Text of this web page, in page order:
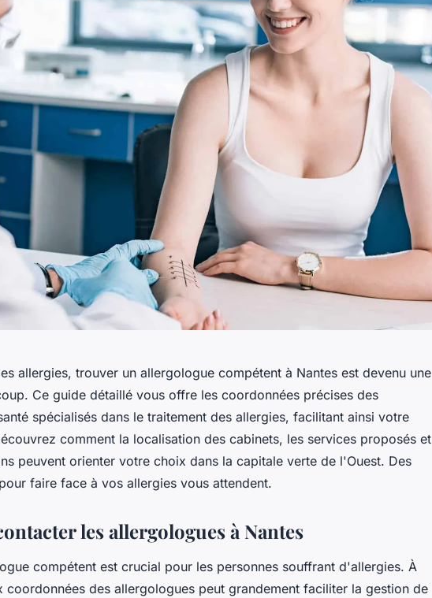
allergies, trouver un allergologue compétent à Nantes est devenu une
Ce guide détaillé vous offre les coordonnées précises des
spécialisés dans le traitement des allergies, facilitant ainsi votre
comment la localisation des cabinets, les services proposés et
peuvent orienter votre choix dans la capitale verte de l'Ouest. Des
faire face à vos allergies vous attendent.
les allergologues à Nantes
compétent est crucial pour les personnes souffrant d'allergies. À
coordonnées des allergologues peut grandement faciliter la gestion de